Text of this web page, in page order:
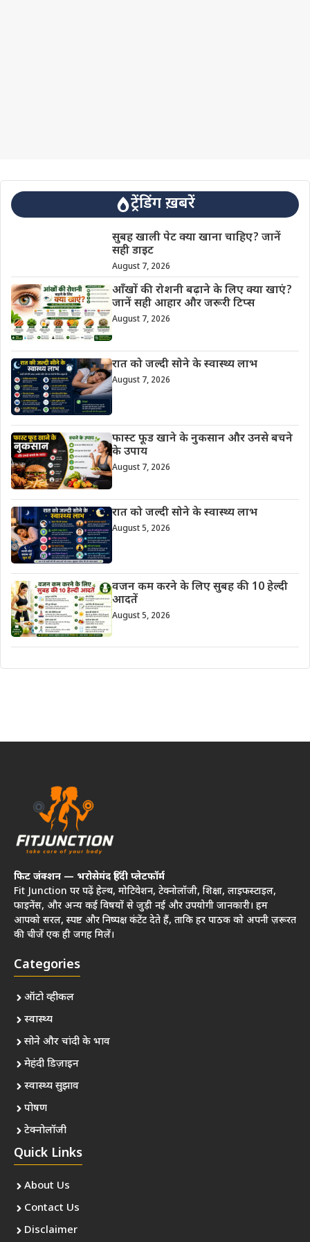
ट्रेंडिंग ख़बरें
सुबह खाली पेट क्या खाना चाहिए? जानें
सही डाइट
August 7, 2026
आँखों की रोशनी बढ़ाने के लिए क्या खाएं?
जानें सही आहार और जरूरी टिप्स
August 7, 2026
रात को जल्दी सोने के स्वास्थ्य लाभ
August 7, 2026
फास्ट फूड खाने के नुकसान और उनसे बचने
के उपाय
August 7, 2026
रात को जल्दी सोने के स्वास्थ्य लाभ
August 5, 2026
वजन कम करने के लिए सुबह की 10 हेल्दी
आदतें
August 5, 2026
फिट जंक्शन — भरोसेमंद हिंदी प्लेटफॉर्म
Fit Junction पर पढ़ें हेल्थ, मोटिवेशन, टेक्नोलॉजी, शिक्षा, लाइफस्टाइल,
फाइनेंस, और अन्य कई विषयों से जुड़ी नई और उपयोगी जानकारी। हम
आपको सरल, स्पष्ट और निष्पक्ष कंटेंट देते हैं, ताकि हर पाठक को अपनी ज़रूरत
की चीजें एक ही जगह मिलें।
Categories
ऑटो व्हीकल
स्वास्थ्य
सोने और चांदी के भाव
मेहंदी डिज़ाइन
स्वास्थ्य सुझाव
पोषण
टेक्नोलॉजी
Quick Links
About Us
Contact Us
Disclaimer